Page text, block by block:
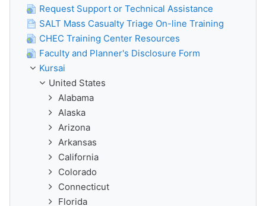
Request Support or Technical Assistance
SALT Mass Casualty Triage On-line Training
CHEC Training Center Resources
Faculty and Planner's Disclosure Form
Kursai
United States
Alabama
Alaska
Arizona
Arkansas
California
Colorado
Connecticut
Florida